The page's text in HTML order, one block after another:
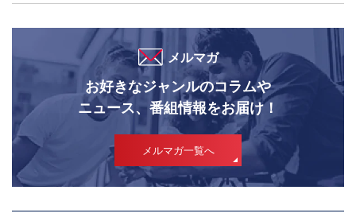
メルマガ
お好きなジャンルのコラムや
ニュース、番組情報をお届け！
メルマガ一覧へ